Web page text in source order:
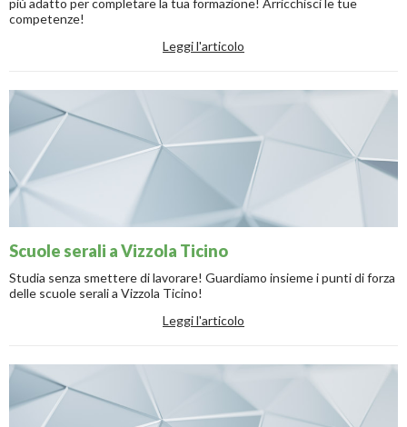
più adatto per completare la tua formazione! Arricchisci le tue
competenze!
Leggi l'articolo
Scuole serali a Vizzola Ticino
Studia senza smettere di lavorare! Guardiamo insieme i punti di forza
delle scuole serali a Vizzola Ticino!
Leggi l'articolo